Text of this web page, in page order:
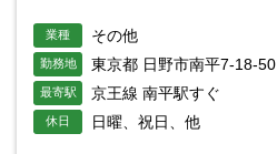
業種 その他
勤務地 東京都 日野市南平7-18-50
最寄駅 京王線 南平駅すぐ
休日 日曜、祝日、他